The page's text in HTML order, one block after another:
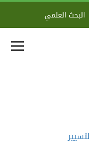
البحث العلمي